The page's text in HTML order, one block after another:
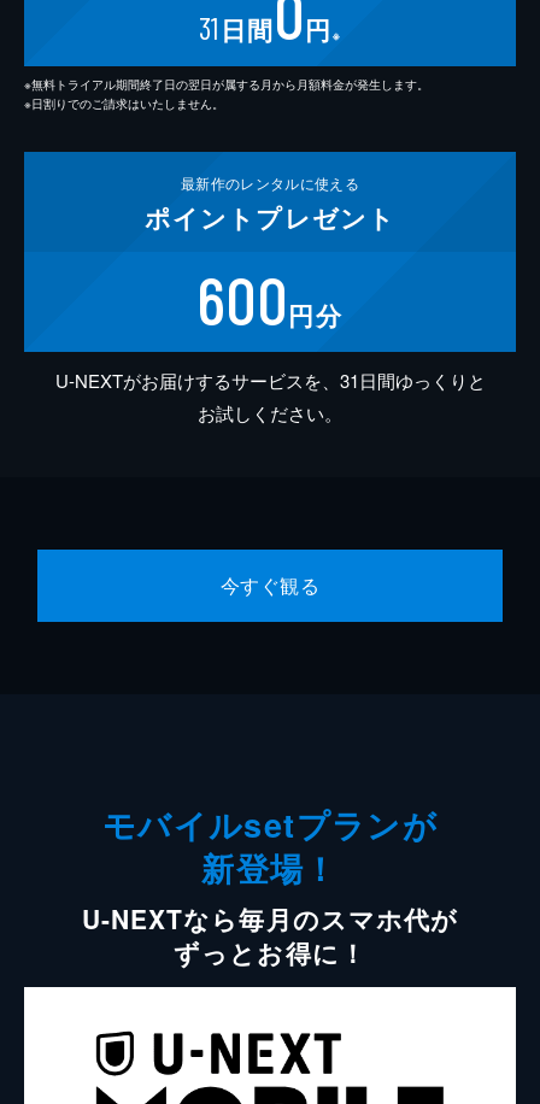
31 日間 円 ※
※無料トライアル期間終了日の翌日が属する月から月額料金が発生します。
※日割りでのご請求はいたしません。
最新作のレンタルに使える
ポイント プレゼント
600円分
U-NEXTがお届けするサービスを、31日間ゆっくりと
お試しください。
今すぐ観る
モバイルsetプランが
新登場！
U-NEXTなら毎月のスマホ代が
ずっとお得に！